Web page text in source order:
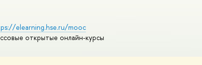
elearning.hse.ru/mooc
открытые онлайн-курсы